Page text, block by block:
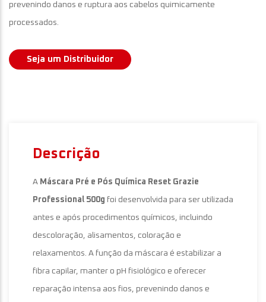
prevenindo danos e ruptura aos cabelos quimicamente
processados.
Seja um Distribuidor
Descrição
A Máscara Pré e Pós Química Reset Grazie
Professional 500g foi desenvolvida para ser utilizada
antes e após procedimentos químicos, incluindo
descoloração, alisamentos, coloração e
relaxamentos. A função da máscara é estabilizar a
fibra capilar, manter o pH fisiológico e oferecer
reparação intensa aos fios, prevenindo danos e